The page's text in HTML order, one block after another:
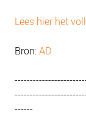
Lees hier het
Bron:AD
------